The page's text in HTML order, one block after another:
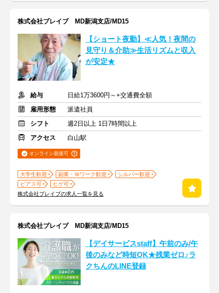
株式会社ブレイブ MD新潟支店/MD15
【ショート夜勤】≪人気！夜間の
見守り＆介助≫生活リズムと収入
が安定★
給与
日給1万3600円～+交通費全額
雇用形態
派遣社員
シフト
週2日以上 1日7時間以上
アクセス
白山駅
オンライン面接可
大学生歓迎 副業・Ｗワーク歓迎
シルバー歓迎
ピアス可
ヒゲ可
株式会社ブレイブの求人一覧を見る
株式会社ブレイブ MD新潟支店/MD15
【デイサービスstaff】午前のみ/午
後のみなど時短OK★残業ゼロ♪ラ
クちんのLINE登録